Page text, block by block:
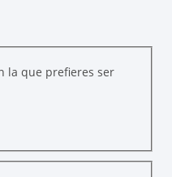
la que prefieres ser